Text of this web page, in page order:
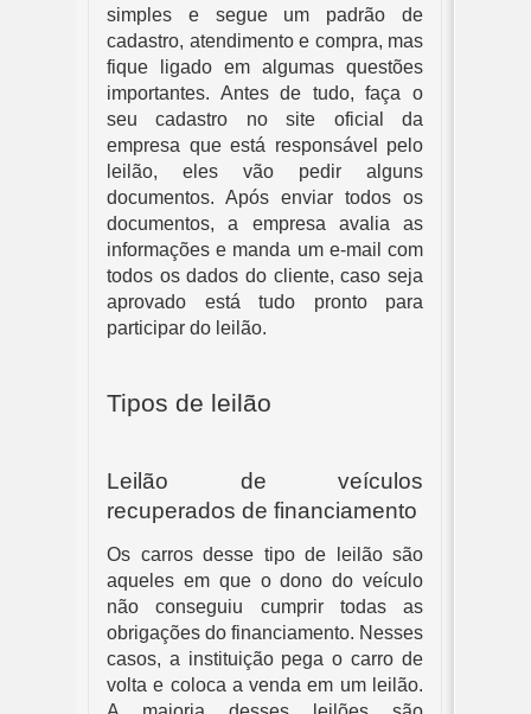
simples e segue um padrão de
cadastro, atendimento e compra, mas
fique ligado em algumas questões
importantes. Antes de tudo, faça o
seu cadastro no site oficial da
empresa que está responsável pelo
leilão, eles vão pedir alguns
documentos. Após enviar todos os
documentos, a empresa avalia as
informações e manda um e-mail com
todos os dados do cliente, caso seja
aprovado está tudo pronto para
participar do leilão.
Tipos de leilão
Leilão de veículos
recuperados de financiamento
Os carros desse tipo de leilão são
aqueles em que o dono do veículo
não conseguiu cumprir todas as
obrigações do financiamento. Nesses
casos, a instituição pega o carro de
volta e coloca a venda em um leilão.